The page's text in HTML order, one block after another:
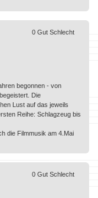
begonnen - von
Die
Lust auf das jeweils
Reihe: Schlagzeug bis
die Filmmusik am 4.Mai
0 Gut Schlecht
0 Gut Schlecht